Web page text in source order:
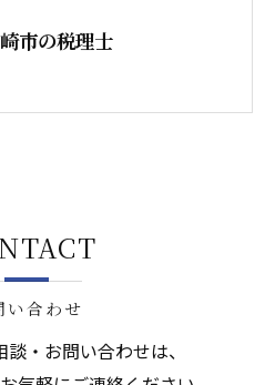
市の税理士
い合わせ
・お問い合わせは、